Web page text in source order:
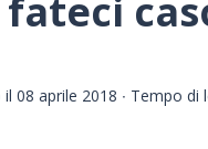
fateci
08 aprile 2018 ∙ Tempo di